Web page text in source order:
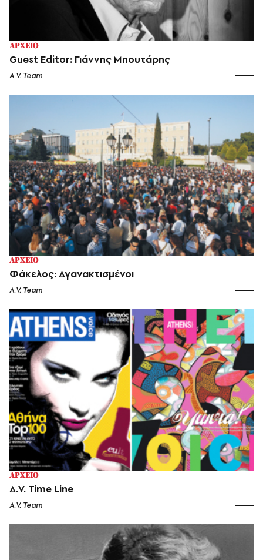
ΑΡΧΕΙΟ
Guest Editor: Γιάννης Μπουτάρης
A.V. Team
ΑΡΧΕΙΟ
Φάκελος: Αγανακτισμένοι
A.V. Team
ΑΡΧΕΙΟ
A.V. Time Line
A.V. Team